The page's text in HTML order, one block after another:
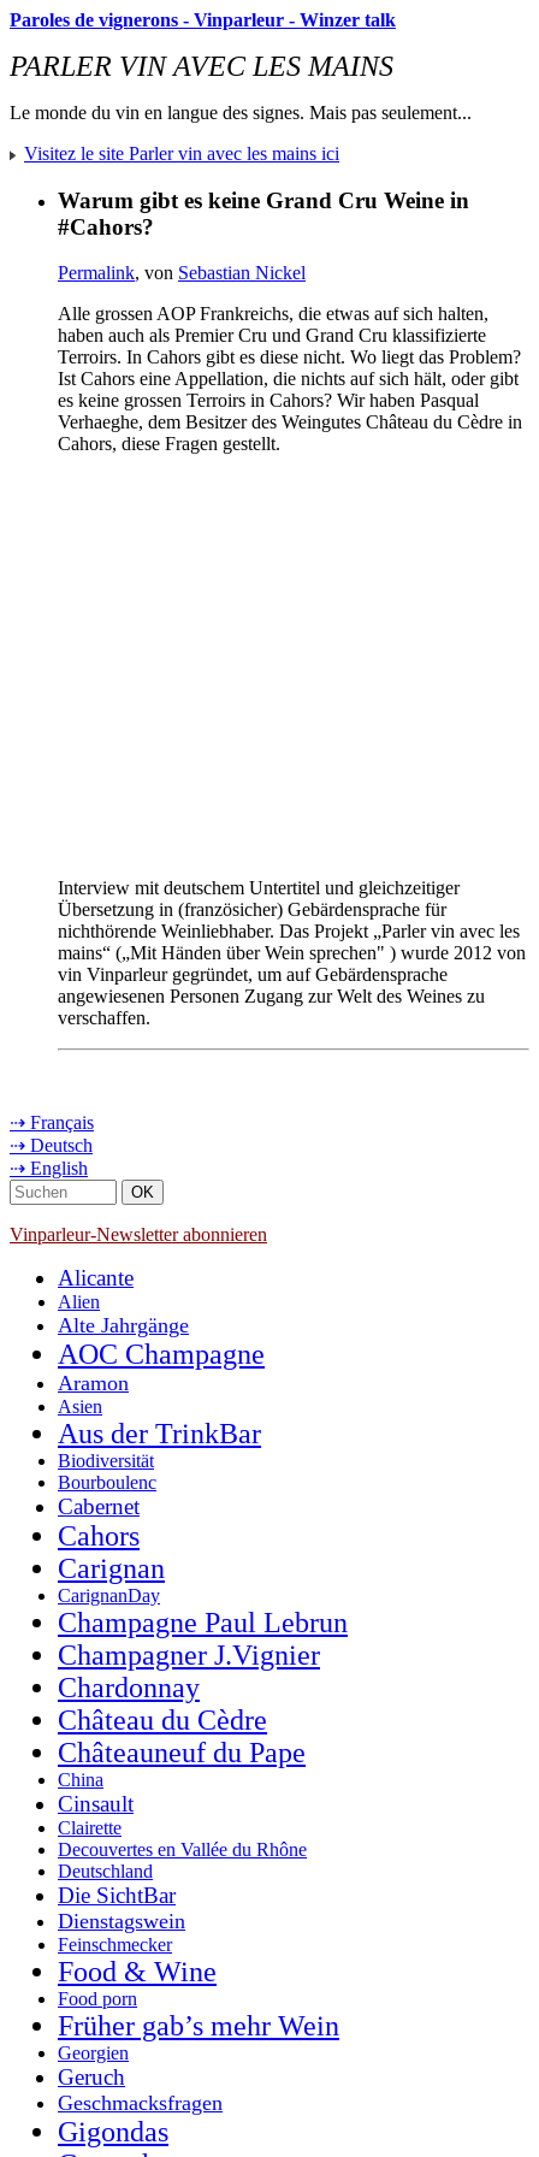
Paroles de vignerons - Vinparleur - Winzer talk
PARLER VIN AVEC LES MAINS
Le monde du vin en langue des signes. Mais pas seulement...
Visitez le site Parler vin avec les mains ici
Warum gibt es keine Grand Cru Weine in
#Cahors?
Permalink, von Sebastian Nickel
Alle grossen AOP Frankreichs, die etwas auf sich halten,
haben auch als Premier Cru und Grand Cru klassifizierte
Terroirs. In Cahors gibt es diese nicht. Wo liegt das Problem?
Ist Cahors eine Appellation, die nichts auf sich hält, oder gibt
es keine grossen Terroirs in Cahors? Wir haben Pasqual
Verhaeghe, dem Besitzer des Weingutes Château du Cèdre in
Cahors, diese Fragen gestellt.
Interview mit deutschem Untertitel und gleichzeitiger
Übersetzung in (französicher) Gebärdensprache für
nichthörende Weinliebhaber. Das Projekt „Parler vin avec les
mains“ („Mit Händen über Wein sprechen" ) wurde 2012 von
vin Vinparleur gegründet, um auf Gebärdensprache
angewiesenen Personen Zugang zur Welt des Weines zu
verschaffen.
⇢ Français
⇢ Deutsch
⇢ English
Vinparleur-Newsletter abonnieren
Alicante
Alien
Alte Jahrgänge
AOC Champagne
Aramon
Asien
Aus der TrinkBar
Biodiversität
Bourboulenc
Cabernet
Cahors
Carignan
CarignanDay
Champagne Paul Lebrun
Champagner J.Vignier
Chardonnay
Château du Cèdre
Châteauneuf du Pape
China
Cinsault
Clairette
Decouvertes en Vallée du Rhône
Deutschland
Die SichtBar
Dienstagswein
Feinschmecker
Food & Wine
Food porn
Früher gab’s mehr Wein
Georgien
Geruch
Geschmacksfragen
Gigondas